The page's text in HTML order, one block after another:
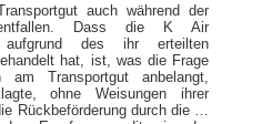
auch während der
entfallen. Dass die K Air
aufgrund des ihr erteilten
hat, ist, was die Frage
Transportgut anbelangt,
ohne Weisungen ihrer
Rückbeförderung durch die …